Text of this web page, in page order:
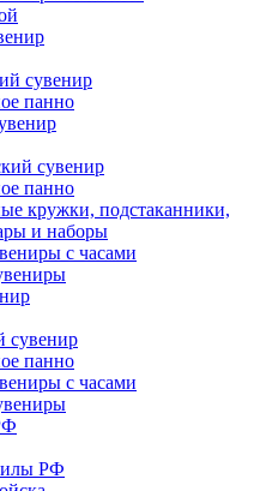
сувенир
панно
сувенир
панно
кружки, подстаканники,
и наборы
с часами
сувенир
панно
с часами
РФ